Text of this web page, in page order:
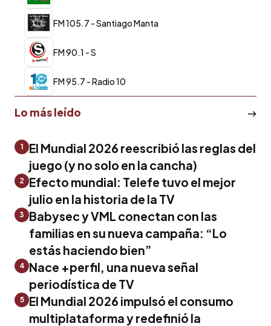
FM 105.7 - Santiago Manta
FM 90.1 - S
FM 95.7 - Radio 10
Lo más leído
1
El Mundial 2026 reescribió las reglas del
juego (y no solo en la cancha)
2
Efecto mundial: Telefe tuvo el mejor
julio en la historia de la TV
3
Babysec y VML conectan con las
familias en su nueva campaña: “Lo
estás haciendo bien”
4 Nace +perfil, una nueva señal
periodística de TV
5
El Mundial 2026 impulsó el consumo
multiplataforma y redefinió la